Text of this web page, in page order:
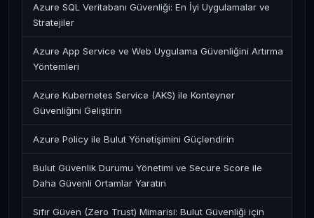
Azure SQL Veritabanı Güvenliği: En İyi Uygulamalar ve
Stratejiler
Azure App Service ve Web Uygulama Güvenliğini Artırma
Yöntemleri
Azure Kubernetes Service (AKS) ile Konteyner
Güvenliğini Geliştirin
Azure Policy ile Bulut Yönetişimini Güçlendirin
Bulut Güvenlik Durumu Yönetimi ve Secure Score ile
Daha Güvenli Ortamlar Yaratın
Sıfır Güven (Zero Trust) Mimarisi: Bulut Güvenliği için